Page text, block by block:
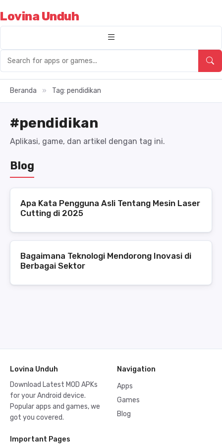
Lovina Unduh
Beranda » Tag: pendidikan
#pendidikan
Aplikasi, game, dan artikel dengan tag ini.
Blog
Apa Kata Pengguna Asli Tentang Mesin Laser
Cutting di 2025
Bagaimana Teknologi Mendorong Inovasi di
Berbagai Sektor
Lovina Unduh
Download Latest MOD APKs
for your Android device.
Popular apps and games, we
got you covered.
Navigation
Apps
Games
Blog
Important Pages